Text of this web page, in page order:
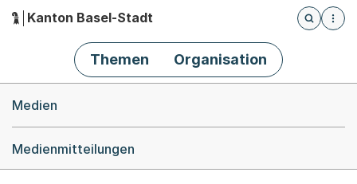
Hauptnavigation
Kanton Basel-Stadt
Öffnet
Themen Organisation
Medien
Medienmitteilungen